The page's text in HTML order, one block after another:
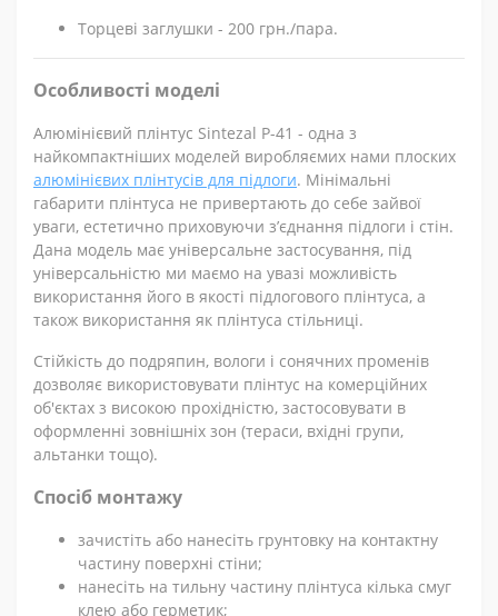
Торцеві заглушки - 200 грн./пара.
Особливості моделі
Алюмінієвий плінтус Sintezal P-41 - одна з
найкомпактніших моделей виробляємих нами плоских
алюмінієвих плінтусів для підлоги. Мінімальні
габарити плінтуса не привертають до себе зайвої
уваги, естетично приховуючи з’єднання підлоги і стін.
Дана модель має універсальне застосування, під
універсальністю ми маємо на увазі можливість
використання його в якості підлогового плінтуса, а
також використання як плінтуса стільниці.
Стійкість до подряпин, вологи і сонячних променів
дозволяє використовувати плінтус на комерційних
об'єктах з високою прохідністю, застосовувати в
оформленні зовнішніх зон (тераси, вхідні групи,
альтанки тощо).
Спосіб монтажу
зачистіть або нанесіть грунтовку на контактну
частину поверхні стіни;
нанесіть на тильну частину плінтуса кілька смуг
клею або герметик;